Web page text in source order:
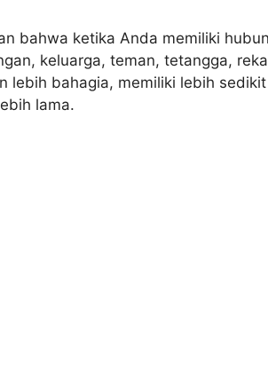
bahwa ketika Anda memiliki
keluarga, teman, tetangga,
lebih bahagia, memiliki lebih sedikit
lama.